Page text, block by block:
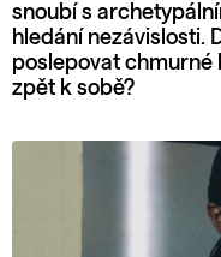
snoubí s
hledání nezávislosti.
poslepovat chmurné
zpět k sobě?